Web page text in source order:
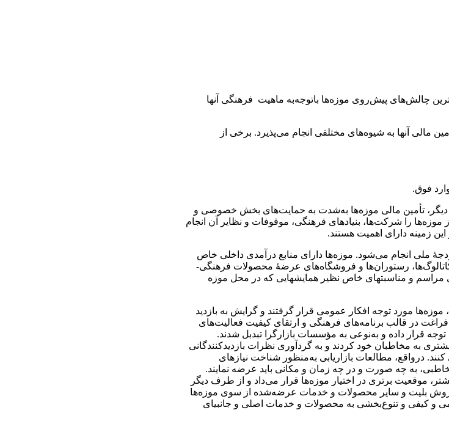
چالش‌های پیش‌روی موزه‌­ها باتوجه‌به ماهیت فرهنگی آنها
مالی آنها به شیوه‌های مختلفی انجام می‌پذیرد. برخی از
فوق.
دیگر، تأمین مالی موزه‌ها به‌شدت به حمایت‌های بخش خصوصی و
را شرکت‌ها، بنیادهای فرهنگی، موقوفات و نظایر آن انجام
زمینه دارای اهمیت هستند.
ملی انجام می‌شود. موزه‌ها دارای منابع درآمدی داخلی خاص
رستوران­‌ها و فروشگاه‌های عرضۀ محصولات فرهنگی-
مراسم و مناسبت­های خاص نظیر همایش­هایی که در محل موزه
مورد توجه افکار عمومی قرار گرفتند و گرایش به بازدید
در قالب برنامه‌های فرهنگی و ارتقای کیفیت فعالیت‌های
قرار داده و به‌نوعی به مؤسسات بازارگرا تبدبل شدند.
به مخاطبان خود کردند و به گردآوری نظرات بازدیدکنندگانی
کنند. درواقع، مطالعات بازاریابی به‌منظور شناخت نیازهای
به چه صورت و در چه زمان و مکانی باید عرضه نمایند.
موقعیت برتری در اختیار موزه‌ها قرار می‌داد و از طرف دیگر
فروش بلیت و سایر محصولات و خدمات عرضه‌شده از سوی موزه‌ها
و کیفی و تنوع‌بخشی به محصولات و خدمات اصلی و جانبی­ای